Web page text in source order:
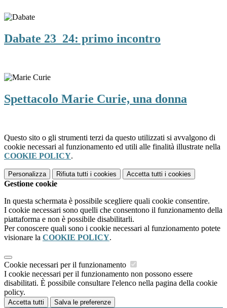
Dabate 23_24: primo incontro
Spettacolo Marie Curie, una donna
Questo sito o gli strumenti terzi da questo utilizzati si avvalgono di
cookie necessari al funzionamento ed utili alle finalità illustrate nella
COOKIE POLICY.
Personalizza Rifiuta tutti i cookies Accetta tutti i cookies
Gestione cookie
In questa schermata è possibile scegliere quali cookie consentire.
I cookie necessari sono quelli che consentono il funzionamento della
piattaforma e non è possibile disabilitarli.
Per conoscere quali sono i cookie necessari al funzionamento potete
visionare la COOKIE POLICY.
Cookie necessari per il funzionamento
I cookie necessari per il funzionamento non possono essere
disabilitati. È possibile consultare l'elenco nella pagina della cookie
policy.
Accetta tutti Salva le preferenze